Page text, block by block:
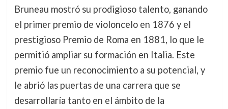
Bruneau mostró su prodigioso talento, ganando
el primer premio de violoncelo en 1876 y el
prestigioso Premio de Roma en 1881, lo que le
permitió ampliar su formación en Italia. Este
premio fue un reconocimiento a su potencial, y
le abrió las puertas de una carrera que se
desarrollaría tanto en el ámbito de la